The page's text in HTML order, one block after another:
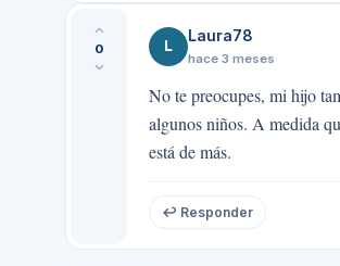
0 L
Laura78
hace 3 meses
No te preocupes, mi hijo
algunos niños. A medida
está de más.
↩ Responder